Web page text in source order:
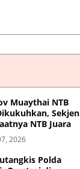
Muaythai NTB
Sekjen
NTB Juara
2026
Polda